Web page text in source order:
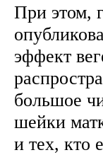
При этом,
эффект
большое
шейки
и тех, кто